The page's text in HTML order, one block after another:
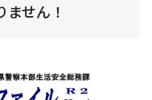
せん！